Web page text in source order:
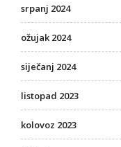
srpanj 2024
ožujak 2024
siječanj 2024
listopad 2023
kolovoz 2023